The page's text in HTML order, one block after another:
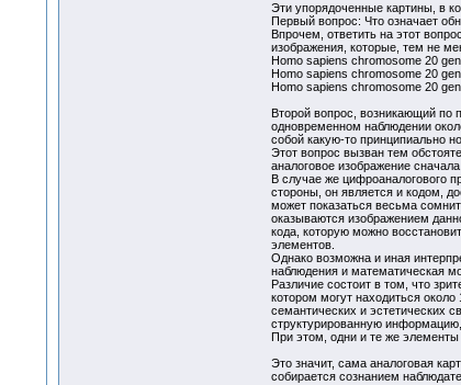
Эти упорядоченные картины, в
Первый вопрос: Что означает
Впрочем, ответить на этот
изображения, которые, тем не
Homo sapiens chromosome 20
Homo sapiens chromosome 20
Homo sapiens chromosome 20
Второй вопрос, возникающий по
одновременном наблюдении
собой какую-то принципиально
Этот вопрос вызван тем
аналоговое изображение
В случае же цифроаналогового
стороны, он является и кодом,
может показаться весьма
оказываются изображением
кода, которую можно
элементов.
Однако возможна и иная
наблюдения и математическая
Различие состоит в том, что
котором могут находиться
семантических и эстетических
структурированную
При этом, одни и те же
Это значит, сама аналоговая
собирается сознанием